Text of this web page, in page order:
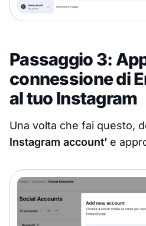
Passaggio 3:
connessione di
al tuo Instagram
Una volta che fai questo,
Instagram account’ e